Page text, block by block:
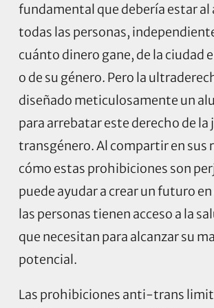
fundamental que debería estar al
todas las personas,
cuánto dinero gane, de la ciudad
o de su género. Pero la
diseñado meticulosamente un
para arrebatar este derecho de
transgénero. Al compartir en sus
cómo estas prohibiciones son
puede ayudar a crear un futuro
las personas tienen acceso a la
que necesitan para alcanzar su
potencial.
Las prohibiciones anti-trans